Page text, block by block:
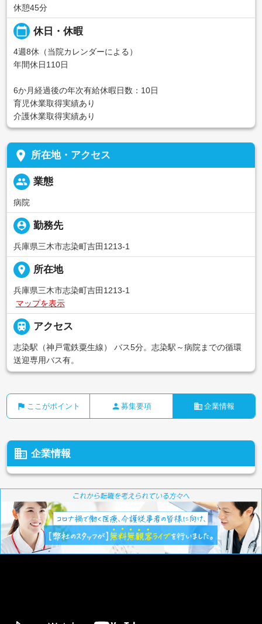
休憩45分
calendar_today 休日・休暇
4週8休（当院カレンダーによる）
年間休日110日
6か月経過後の年次有給休暇日数：10日
育児休業取得実績あり
介護休業取得実績あり
place 所在地・アクセス
people 業態
病院
person_pin 勤務先
兵庫県三木市志染町吉田1213-1
place 所在地
兵庫県三木市志染町吉田1213-1
マップを表示
 アクセス
志染駅（神戸電鉄粟生線） バス5分。志染駅～病院までの循環
送迎専用バス有。
flag ここがポイント person 募集要項 business 企業情報
business 企業情報